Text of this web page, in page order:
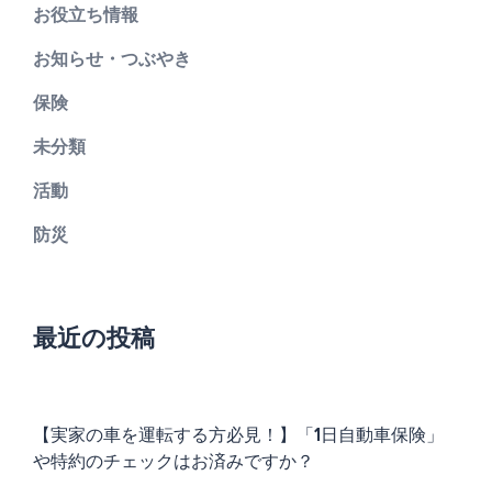
お役立ち情報
お知らせ・つぶやき
保険
未分類
活動
防災
最近の投稿
【実家の車を運転する方必見！】「1日自動車保険」
や特約のチェックはお済みですか？